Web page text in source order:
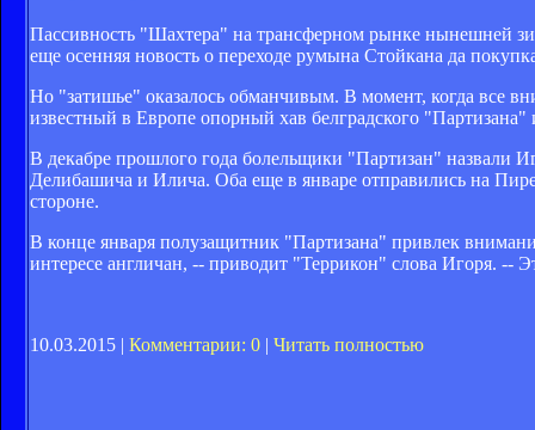
Пассивность "Шахтера" на трансферном рынке нынешней
еще осенняя новость о переходе румына Стойкана да
Но "затишье" оказалось обманчивым. В момент, когда все
известный в Европе опорный хав белградского
В декабре прошлого года болельщики "Партизан" назвали
Делибашича и Илича. Оба еще в январе отправились на
стороне.
В конце января полузащитник "Партизана" привлек
интересе англичан, -- приводит "Террикон" слова Игоря. --
10.03.2015 | Комментарии: 0 | Читать полностью